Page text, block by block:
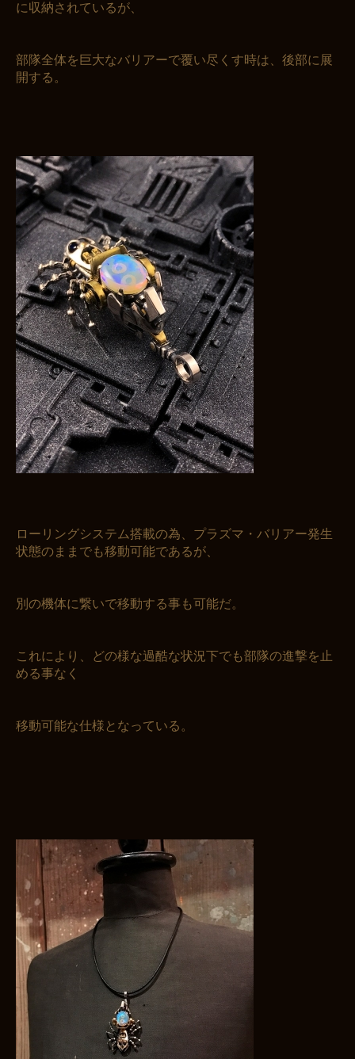
に収納されているが、
部隊全体を巨大なバリアーで覆い尽くす時は、後部に展
開する。
ローリングシステム搭載の為、プラズマ・バリアー発生
状態のままでも移動可能であるが、
別の機体に繋いで移動する事も可能だ。
これにより、どの様な過酷な状況下でも部隊の進撃を止
める事なく
移動可能な仕様となっている。